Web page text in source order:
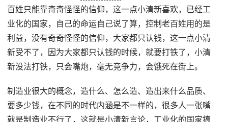
百姓只能靠奇奇怪怪的信仰，这一点小清新喜欢，已经工
业化的国家，自己的命运自己说了算，控制老百姓用的是
利益，没有奇奇怪怪的信仰，大家都只认钱，这一点小清
新受不了，因为大家都只认钱的时候，就要打铁了，小清
新没法打铁，只会嘴炮，毫无竞争力，会饿死在街上。
制造业很大的概念，造什么、怎么造、造出来什么品质、
要多少钱，在不同的时代内涵是不一样的，很多人一张嘴
就是制造业不行了，这就是小清新言论，工业化的国家搞